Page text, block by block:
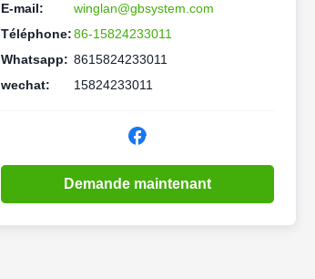
E-mail:
winglan@gbsystem.com
Téléphone:86-15824233011
Whatsapp: 8615824233011
wechat:
15824233011
Demande maintenant